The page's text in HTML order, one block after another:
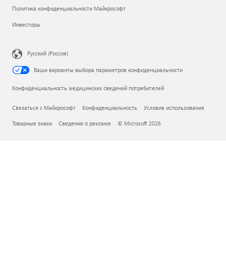
Политика конфиденциальности Майкрософт
Инвесторы
Русский (Россия)
Ваши варианты выбора параметров конфиденциальности
Конфиденциальность медицинских сведений потребителей
Связаться с Майкрософт Конфиденциальность Условия использования
Товарные знаки Сведения о рекламе © Microsoft 2026